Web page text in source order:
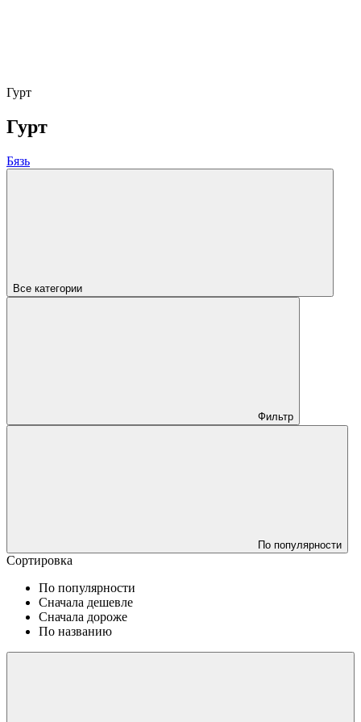
Гурт
Гурт
Бязь
Все категории
Фильтр
По популярности
Сортировка
По популярности
Сначала дешевле
Сначала дороже
По названию